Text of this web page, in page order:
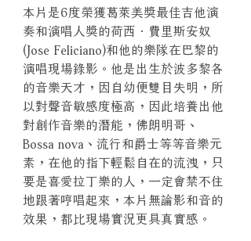
本片是6度榮獲葛萊美獎最佳吉他演
奏和演唱人獎的荷西．費里斯安奴
(Jose Feliciano)和他的樂隊在巴黎的
演唱現場錄影。他是出生於波多黎各
的音樂天才，因自幼便雙目失明，所
以對聲音敏感度極高，因此培養出他
對創作音樂的潛能，佛朗明哥、
Bossa nova、流行和爵士等等音樂元
素，在他的指下輕鬆自在的流洩，只
要是喜愛拉丁樂的人，一定會禁不住
地跟著哼唱起來，本片無論影和音的
效果，都比現場實況更具真實感。